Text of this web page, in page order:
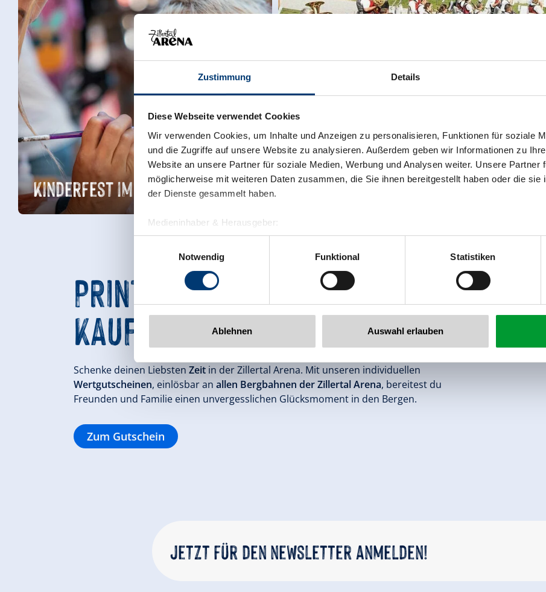
Zustimmung Details
Diese Webseite verwendet Cookies
Wir verwenden Cookies, um Inhalte und Anzeigen zu personalisieren, Funktionen für soziale
und die Zugriffe auf unsere Website zu analysieren. Außerdem geben wir Informationen zu
Website an unsere Partner für soziale Medien, Werbung und Analysen weiter. Unsere Partner
möglicherweise mit weiteren Daten zusammen, die Sie ihnen bereitgestellt haben oder die sie
der Dienste gesammelt haben.
Medieninhaber & Herausgeber:
Zeller Bergbahnen Zillertal GmbH & Co KG
Rohr 23// A-6280 Zell am Ziller
www.zillertalarena.com
Notwendig
Funktional Statistiken
Ablehnen Auswahl erlauben
Kinderfest im Fichtenschloss Eventkalender
PRINT@HOME GUTSCHEIN
KAUFEN
Schenke deinen Liebsten Zeit in der Zillertal Arena. Mit unseren individuellen
Wertgutscheinen, einlösbar an allen Bergbahnen der Zillertal Arena, bereitest du
Freunden und Familie einen unvergesslichen Glücksmoment in den Bergen.
Zum Gutschein
Jetzt für den newsletter anmelden!